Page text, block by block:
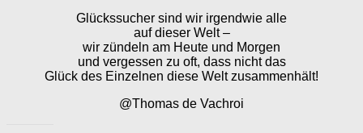
Glückssucher sind wir irgendwie alle
auf dieser Welt –
wir zündeln am Heute und Morgen
und vergessen zu oft, dass nicht das
Glück des Einzelnen diese Welt zusammenhält!
@Thomas de Vachroi